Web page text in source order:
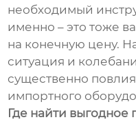
необходимый
именно – это тоже
на конечную цену.
ситуация и
существенно
импортного
Где найти